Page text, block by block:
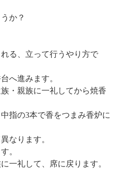
か？
る、立って行うやり方で
へ進みます。
・親族に一礼してから焼香
指の3本で香をつまみ香炉に
なります。
。
一礼して、席に戻ります。